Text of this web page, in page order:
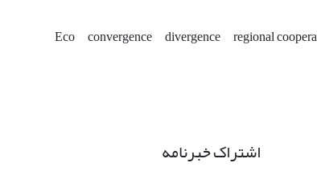
Eco convergence divergence regional
اشتراک خبرنامه